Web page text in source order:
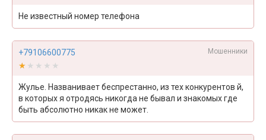
Не известный номер телефона
+79106600775 Мошенники
★★★★★
★★★★★
Жулье. Названивает беспрестанно, из тех конкурентов й,
в которых я отродясь никогда не бывал и знакомых где
быть абсолютно никак не может.